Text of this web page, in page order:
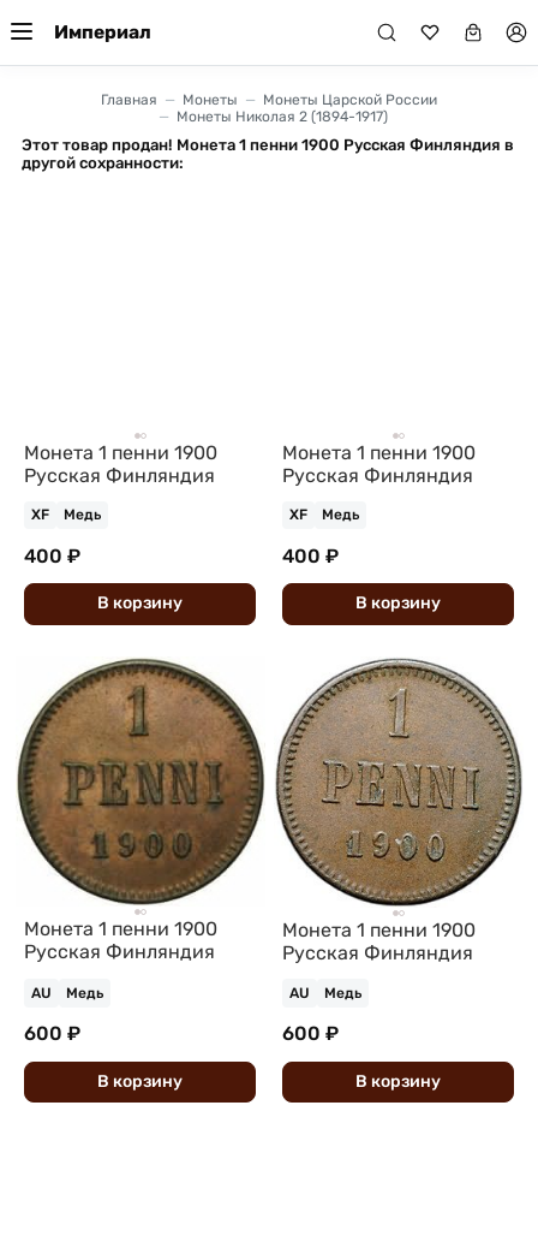
Империал
Главная Монеты
Монеты Царской России
Монеты Николая 2 (1894-1917)
Этот товар продан! Монета 1 пенни 1900 Русская Финляндия в
другой сохранности:
Монета 1 пенни 1900
Русская Финляндия
XF Медь
400 ₽
В корзину
Монета 1 пенни 1900
Русская Финляндия
XF Медь
400 ₽
В корзину
Монета 1 пенни 1900
Русская Финляндия
AU Медь
600 ₽
В корзину
Монета 1 пенни 1900
Русская Финляндия
AU Медь
600 ₽
В корзину